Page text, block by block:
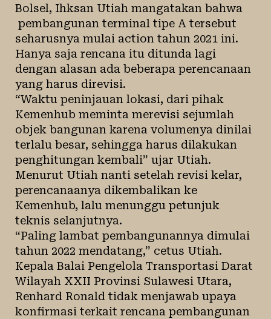
Bolsel, Ihksan Utiah mangatakan bahwa
pembangunan terminal tipe A tersebut
seharusnya mulai action tahun 2021 ini.
Hanya saja rencana itu ditunda lagi
dengan alasan ada beberapa perencanaan
yang harus direvisi.
“Waktu peninjauan lokasi, dari pihak
Kemenhub meminta merevisi sejumlah
objek bangunan karena volumenya dinilai
terlalu besar, sehingga harus dilakukan
penghitungan kembali” ujar Utiah.
Menurut Utiah nanti setelah revisi kelar,
perencanaanya dikembalikan ke
Kemenhub, lalu menunggu petunjuk
teknis selanjutnya.
“Paling lambat pembangunannya dimulai
tahun 2022 mendatang,” cetus Utiah.
Kepala Balai Pengelola Transportasi Darat
Wilayah XXII Provinsi Sulawesi Utara,
Renhard Ronald tidak menjawab upaya
konfirmasi terkait rencana pembangunan